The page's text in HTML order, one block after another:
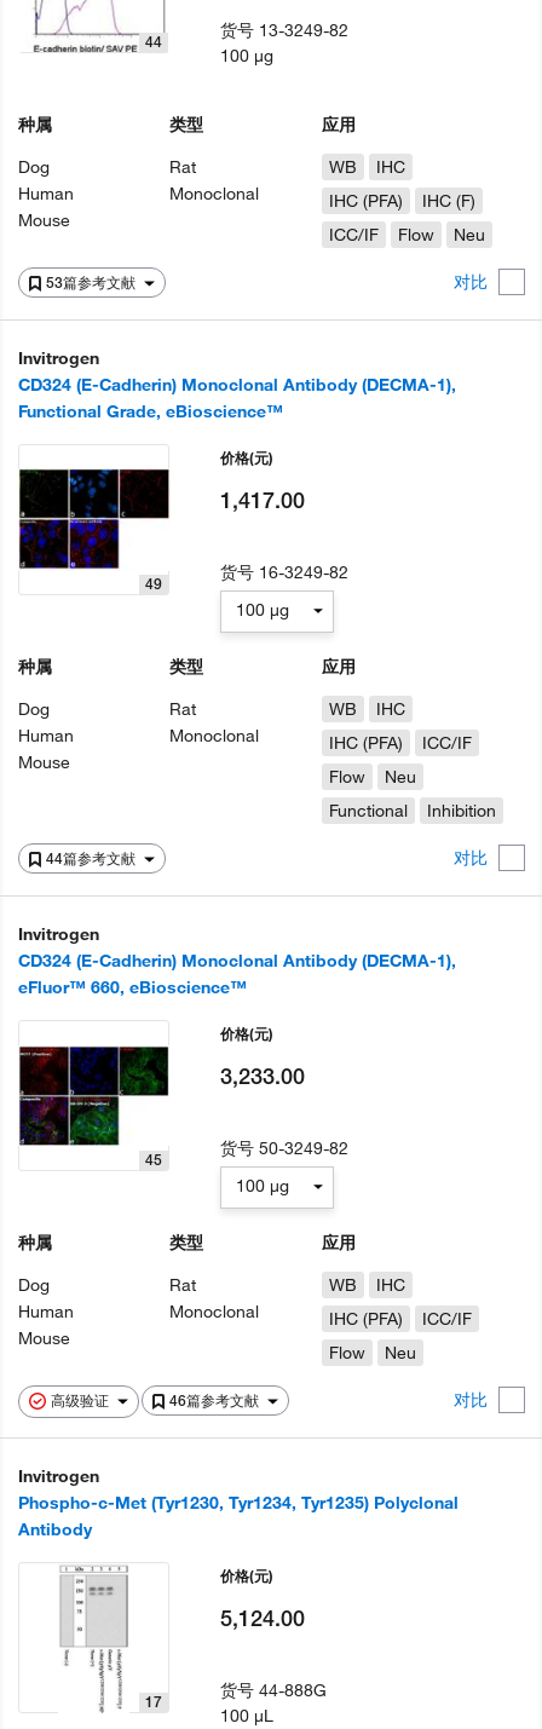
53篇参考文献 对比
44
种属
Dog
Human
Mouse
类型
Rat
Monoclonal
应用
WB
IHC
IHC (PFA)
IHC (F)
ICC/IF
Flow Neu
货号 13-3249-82
100 µg
Invitrogen
CD324 (E-Cadherin) Monoclonal Antibody (DECMA-1),
Functional Grade, eBioscience™
44篇参考文献 对比
49
种属
Dog
Human
Mouse
类型
Rat
Monoclonal
应用
WB
IHC
IHC (PFA)
ICC/IF
Flow
Neu
Functional
Inhibition
价格(元)
1,417.00
货号 16-3249-82
100 µg
Invitrogen
CD324 (E-Cadherin) Monoclonal Antibody (DECMA-1),
eFluor™ 660, eBioscience™
高级验证 46篇参考文献 对比
45
种属
Dog
Human
Mouse
类型
Rat
Monoclonal
应用
WB
IHC
IHC (PFA)
ICC/IF
Flow
Neu
价格(元)
3,233.00
货号50-3249-82
100 µg
Invitrogen
Phospho-c-Met (Tyr1230, Tyr1234, Tyr1235) Polyclonal
Antibody
17
价格(元)
5,124.00
货号44-888G
100 µL